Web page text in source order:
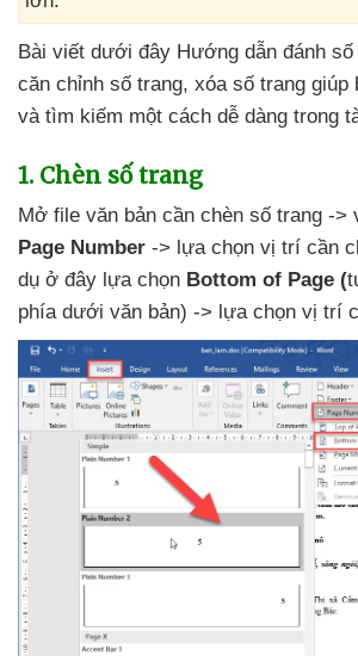
Bài viết dưới đây Hướng dẫn đánh
căn chỉnh số trang, xóa số trang
và tìm kiếm một cách dễ dàng trong
1. Chèn số trang
Mở file văn bản cần chèn số trang ->
Page Number -> lựa chọn vị trí cần
dụ ở đây lựa chọn Bottom of Page (
phía dưới văn bản) -> lựa chọn vị trí